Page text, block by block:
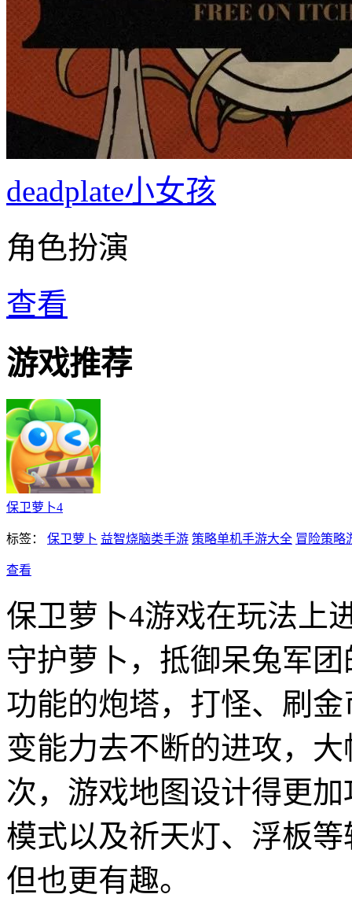
deadplate小女孩
角色扮演
查看
游戏推荐
保卫萝卜4
标签： 保卫萝卜 益智烧脑类手游 策略单机手游大全 冒险策略
查看
保卫萝卜4游戏在玩法上
守护萝卜，抵御呆兔军
功能的炮塔，打怪、刷
变能力去不断的进攻，
次，游戏地图设计得更
模式以及祈天灯、浮板
但也更有趣。